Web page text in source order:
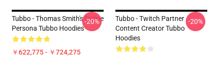
Tubbo - Thomas Smith's Online
Persona Tubbo Hoodies
￥622,775 - ￥724,275
-20%
Tubbo - Twitch Partner
Content Creator Tubbo
Hoodies
-20%